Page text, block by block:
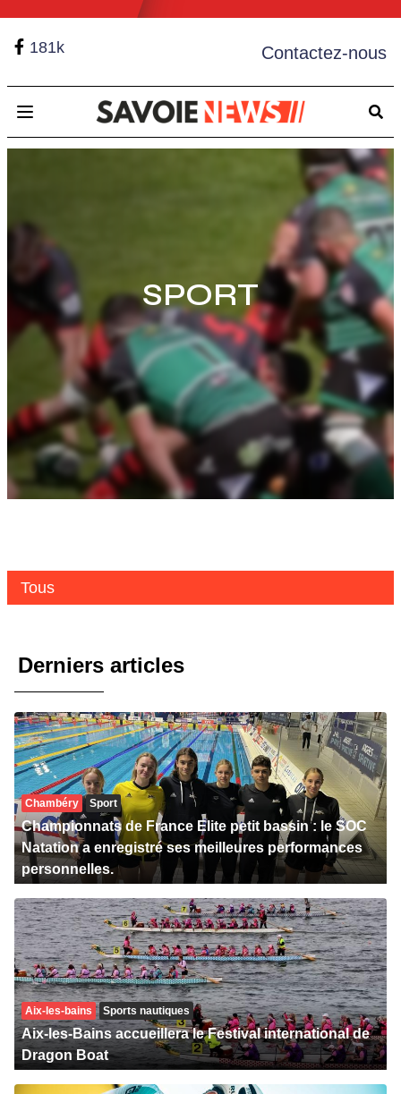
181k Contactez-nous
Open main menu
SPORT
Tous
Derniers articles
Chambéry Sport
Championnats de France Elite petit bassin : le SOC
Natation a enregistré ses meilleures performances
personnelles.
Aix-les-bains Sports nautiques
Aix-les-Bains accueillera le Festival international de
Dragon Boat